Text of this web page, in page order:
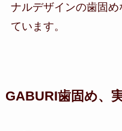
ナルデザインの歯固
ています。
GABURI歯固め、